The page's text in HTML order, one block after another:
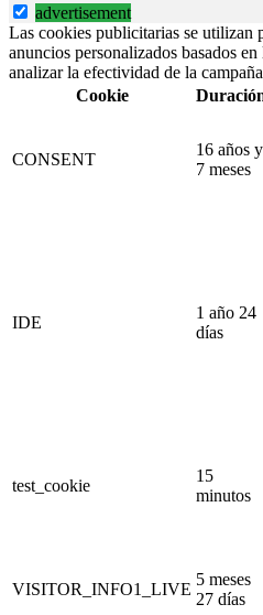
advertisement
Las cookies publicitarias se utilizan
anuncios personalizados basados
analizar la efectividad de la
Cookie
CONSENT
16 años y
7 meses
IDE
1 año 24
días
test_cookie
15
minutos
VISITOR_INFO1_LIVE
5 meses
27 días